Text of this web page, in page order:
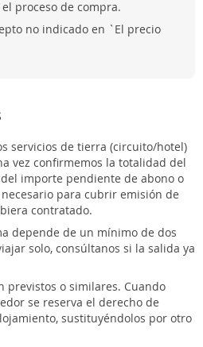
proceso de compra.
no indicado en `El precio
servicios de tierra (circuito/hotel)
vez confirmemos la totalidad del
importe pendiente de abono o
para cubrir emisión de
contratado.
depende de un mínimo de dos
solo, consúltanos si la salida ya
previstos o similares. Cuando
se reserva el derecho de
sustituyéndolos por otro